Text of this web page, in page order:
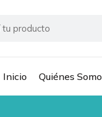
Inicio Quiénes